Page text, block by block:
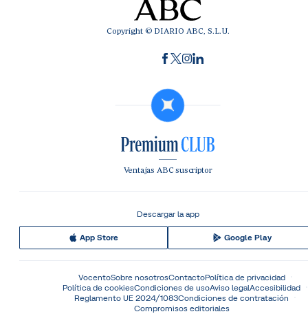
Copyright © DIARIO ABC, S.L.U.
Ventajas ABC suscriptor
Descargar la app
App Store Google Play
VocentoSobre nosotrosContactoPolítica de privacidad
Política de cookiesCondiciones de usoAviso legalAccesibilidad
Reglamento UE 2024/1083Condiciones de contratación
Compromisos editoriales